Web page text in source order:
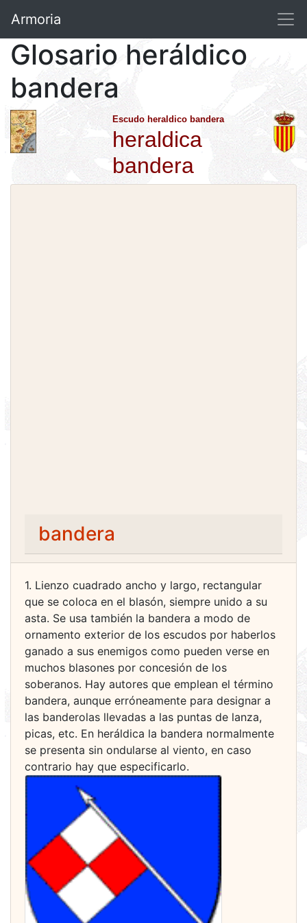
Armoria
Glosario heráldico
bandera
Escudo heraldico bandera
heraldica
bandera
bandera
1. Lienzo cuadrado ancho y largo, rectangular
que se coloca en el blasón, siempre unido a su
asta. Se usa también la bandera a modo de
ornamento exterior de los escudos por haberlos
ganado a sus enemigos como pueden verse en
muchos blasones por concesión de los
soberanos. Hay autores que emplean el término
bandera, aunque erróneamente para designar a
las banderolas llevadas a las puntas de lanza,
picas, etc. En heráldica la bandera normalmente
se presenta sin ondularse al viento, en caso
contrario hay que especificarlo.